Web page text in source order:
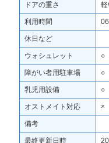
ドアの重さ
利用時間
休日など
ウォシュレット ○
障がい者用駐車場 ○
乳児用設備 ○
オストメイト対応 ×
備考
最終更新日時